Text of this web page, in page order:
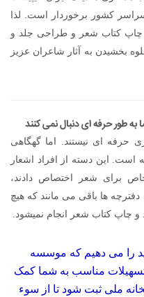
کشور برخوردار است. لذا
چاپ کتاب شعر و طراحی جلد و
بخشیدن به آثار شاعران عزیز
به طور حرفه ای دنبال نمی کنند
حرفه ای نیستند. اما گهگاهی
است. این دسته از افراد اشعار
برای شعر اختصاص دادند،
ها باقی می مانند که هیچ
و چاپ کتاب شعر انجام نمیشود.
را می دهیم که موسسه
تسهیلات مناسب به شما کمک
ملی ثبت شود تا از سوء